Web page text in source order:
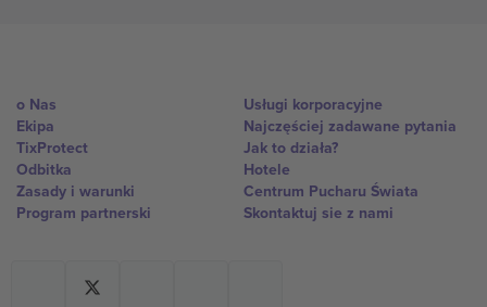
o Nas
Ekipa
TixProtect
Odbitka
Zasady i warunki
Program partnerski
Usługi korporacyjne
Najczęściej zadawane pytania
Jak to działa?
Hotele
Centrum Pucharu Świata
Skontaktuj sie z nami